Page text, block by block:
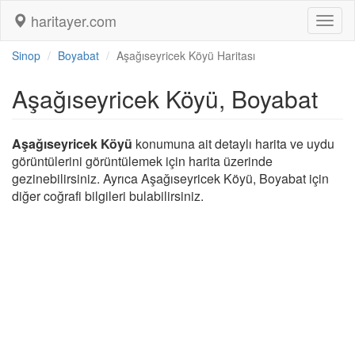
haritayer.com
Sinop Boyabat Aşağıseyricek Köyü Haritası
Aşağıseyricek Köyü, Boyabat
Aşağıseyricek Köyü konumuna ait detaylı harita ve uydu
görüntülerini görüntülemek için harita üzerinde
gezinebilirsiniz. Ayrıca Aşağıseyricek Köyü, Boyabat için
diğer coğrafi bilgileri bulabilirsiniz.